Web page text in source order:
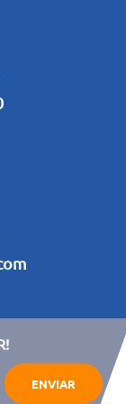
"Tu ídolo"
ENVIAR